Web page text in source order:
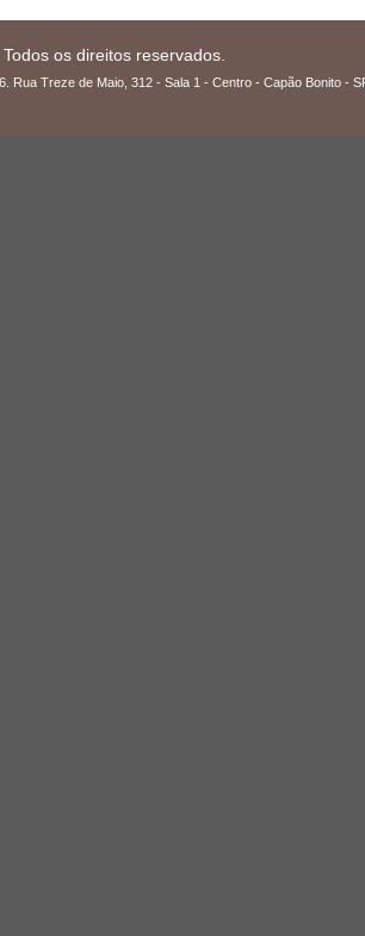
os direitos reservados.
Rua Treze de Maio, 312 - Sala 1 - Centro - Capão Bonito -